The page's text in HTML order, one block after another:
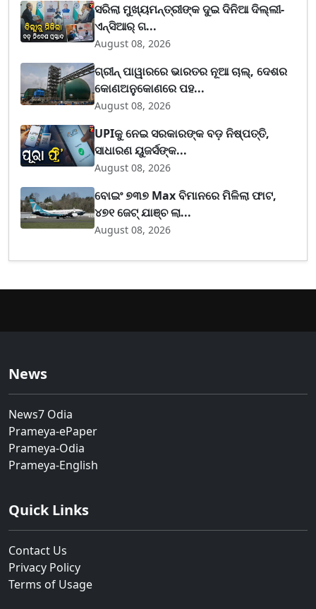
ସରିଲା ମୁଖ୍ୟମନ୍ତ୍ରୀଙ୍କ ଦୁଇ ଦିନିଆ ଦିଲ୍ଲୀ-
ଏନ୍‌ସିଆର୍ ଗ...
August 08, 2026
ଗ୍ରୀନ୍ ପାୱାରରେ ଭାରତର ନୂଆ ଚାଲ୍, ଦେଶର
କୋଣଅନୁକୋଣରେ ପହ...
August 08, 2026
UPIକୁ ନେଇ ସରକାରଙ୍କ ବଡ଼ ନିଷ୍ପତ୍ତି,
ସାଧାରଣ ୟୁଜର୍ସଙ୍କ...
August 08, 2026
ବୋଇଂ ୭୩୭ Max ବିମାନରେ ମିଳିଲା ଫାଟ,
୪୭୧ ଜେଟ୍ ଯାଞ୍ଚ ଲା...
August 08, 2026
News
News7 Odia
Prameya-ePaper
Prameya-Odia
Prameya-English
Quick Links
Contact Us
Privacy Policy
Terms of Usage